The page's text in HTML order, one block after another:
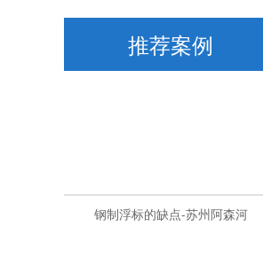
推荐案例
海洋环境监测浮标-如何预防海洋浮标出现故障？-苏州阿森河